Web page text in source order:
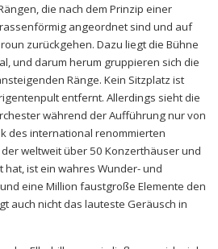
die nach dem Prinzip einer
angeordnet sind und auf
zurückgehen. Dazu liegt die Bühne
und darum herum gruppieren sich die
Ränge. Kein Sitzplatz ist
entfernt. Allerdings sieht die
während der Aufführung nur von
des international renommierten
weltweit über 50 Konzerthäuser und
ist ein wahres Wunder- und
eine Million faustgroße Elemente den
auch nicht das lauteste Geräusch in